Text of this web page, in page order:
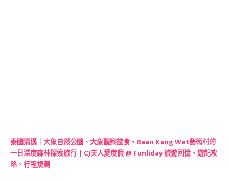
泰國清邁｜大象自然公園、大象觀察餵食、Baan Kang Wat藝術村的
一日深度森林探索旅行 | CJ夫人愛度假 @ Funliday 旅遊回憶、遊記攻
略、行程規劃